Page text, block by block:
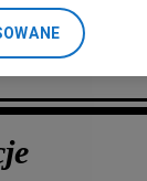
cookie
dane
do nich.